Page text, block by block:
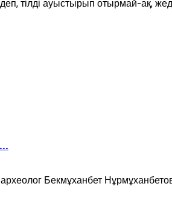
тілді ауыстырып отырмай-ақ,
археолог Бекмұханбет